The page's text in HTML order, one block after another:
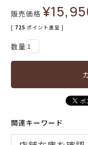
販売価格 ¥
[ 725 ポイント進呈 ]
関連キーワード